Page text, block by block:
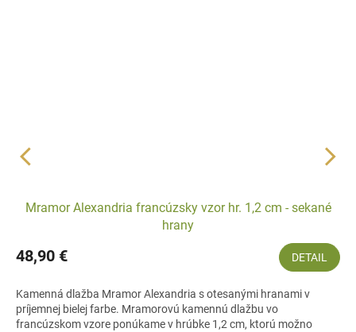
Mramor Alexandria francúzsky vzor hr. 1,2 cm - sekané
hrany
48,90 € DETAIL
Kamenná dlažba Mramor Alexandria s otesanými hranami v
príjemnej bielej farbe. Mramorovú kamennú dlažbu vo
francúzskom vzore ponúkame v hrúbke 1,2 cm, ktorú možno